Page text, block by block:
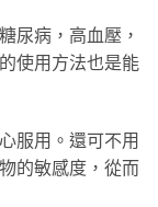
尿病，高血壓，
使用方法也是能
服用。還可不用
的敏感度，從而